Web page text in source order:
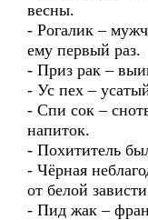
весны.
- Рогалик –
ему первый раз.
- Приз рак –
- Ус пех –
- Спи сок –
напиток.
- Похититель
- Чёрная
от белой
- Пид жак –